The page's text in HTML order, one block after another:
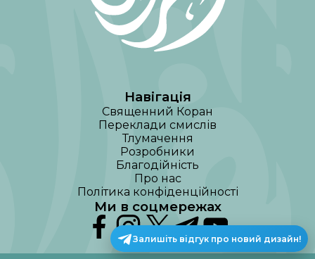
Залишіть відгук про новий дизайн!
Навігація
Священний Коран
Переклади смислів
Тлумачення
Розробники
Благодійність
Про нас
Політика конфіденційності
Ми в соцмережах